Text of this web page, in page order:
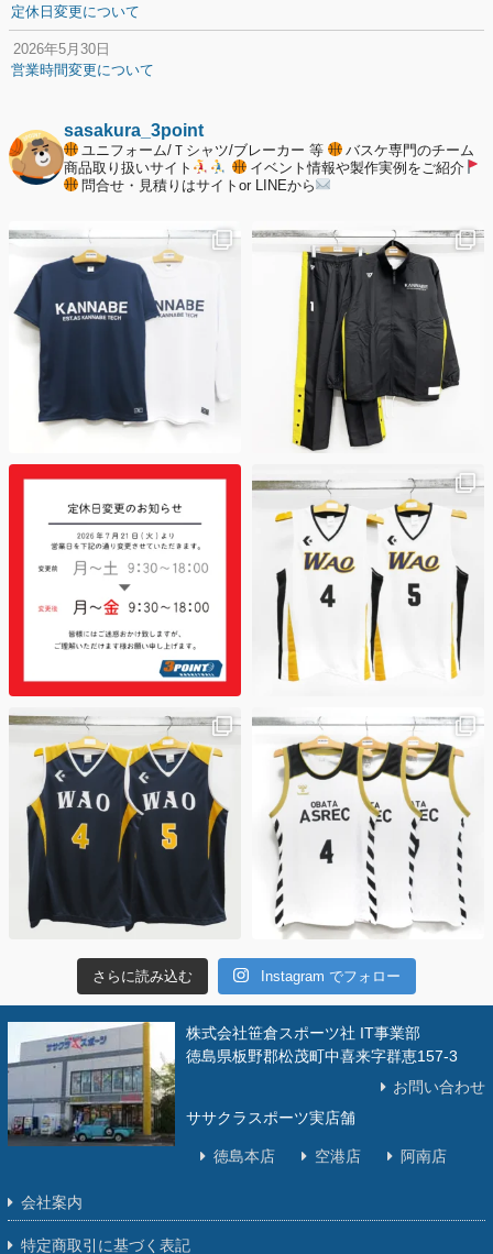
定休日変更について
2026年5月30日
営業時間変更について
納期遅延について
2025年12月11日
年末年始の休業期間について
sasakura_3point
ユニフォーム/Ｔシャツ/ブレーカー 等
バスケ専門のチーム
商品取り扱いサイト
イベント情報や製作実例をご紹介
問合せ・見積りはサイトor LINEから
さらに読み込む Instagram でフォロー
株式会社笹倉スポーツ社 IT事業部
徳島県板野郡松茂町中喜来字群恵157-3
お問い合わせ
ササクラスポーツ実店舗
徳島本店 空港店 阿南店
会社案内
特定商取引に基づく表記